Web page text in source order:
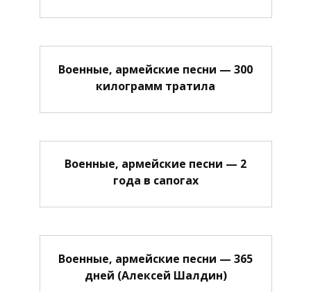
Военные, армейские песни — 300
килограмм тратила
Военные, армейские песни — 2
года в сапогах
Военные, армейские песни — 365
дней (Алексей Шалдин)